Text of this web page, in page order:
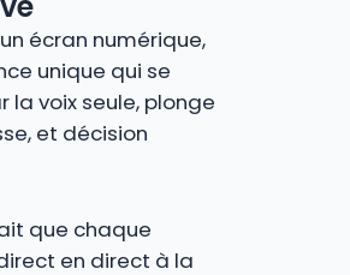
écran numérique,
unique qui se
la voix seule, plonge
et décision
que chaque
en direct à la